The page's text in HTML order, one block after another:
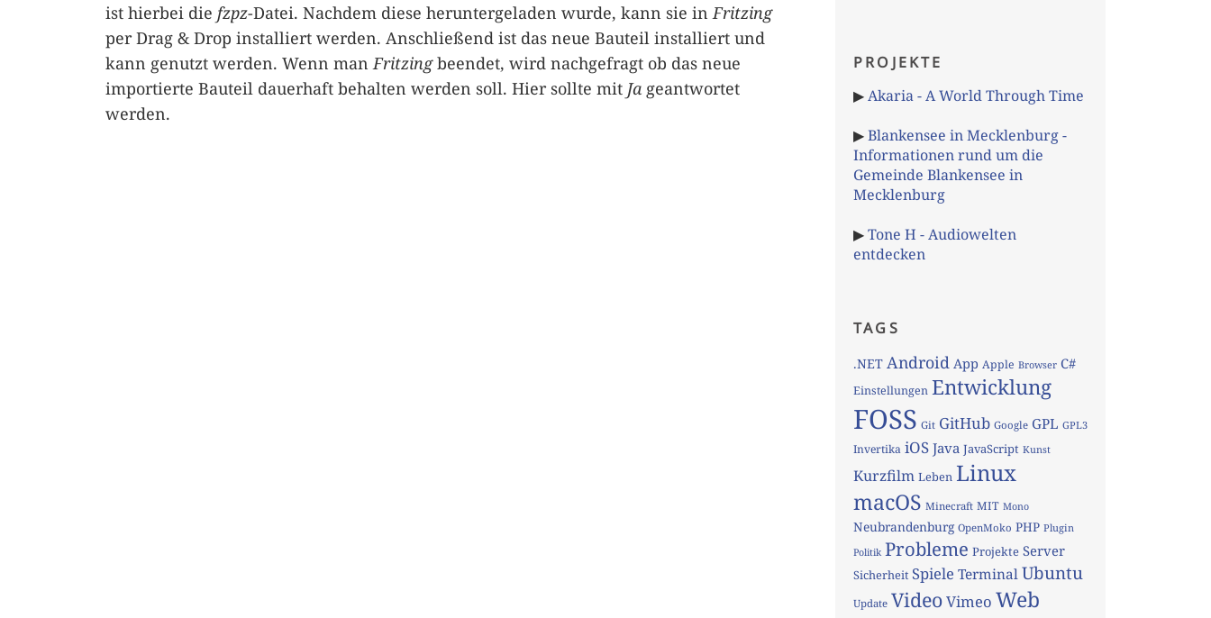
ist hierbei die fzpz-Datei. Nachdem diese heruntergeladen wurde, kann sie inFritzing
per Drag & Drop installiert werden. Anschließend ist das neue Bauteil installiert und
kann genutzt werden. Wenn manFritzingbeendet, wird nachgefragt ob das neue
importierte Bauteil dauerhaft behalten werden soll. Hier sollte mit Ja geantwortet
werden.
PROJEKTE
▶Akaria - A World Through Time
▶Blankensee in Mecklenburg -
Informationen rund um die
Gemeinde Blankensee in
Mecklenburg
▶Tone H - Audiowelten
entdecken
TAGS
.NET Android App Apple Browser C#
Einstellungen Entwicklung
FOSS Git GitHub Google GPL GPL3
Invertika iOS Java JavaScript Kunst
Kurzfilm Leben Linux
macOS Minecraft MIT Mono
Neubrandenburg OpenMoko PHP Plugin
Politik Probleme Projekte Server
Sicherheit Spiele TerminalUbuntu
Update VideoVimeo Web